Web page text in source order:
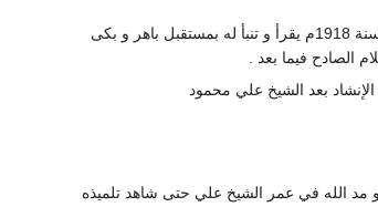
الذي استمع إليه الشيخ علي مرة سنة 1918م يقرأ و تنبأ له بمستقبل باهر و بكى
فيما بعد .
بعد الشيخ علي محمود
مد الله في عمر الشيخ علي حتى شاهد تلميذه